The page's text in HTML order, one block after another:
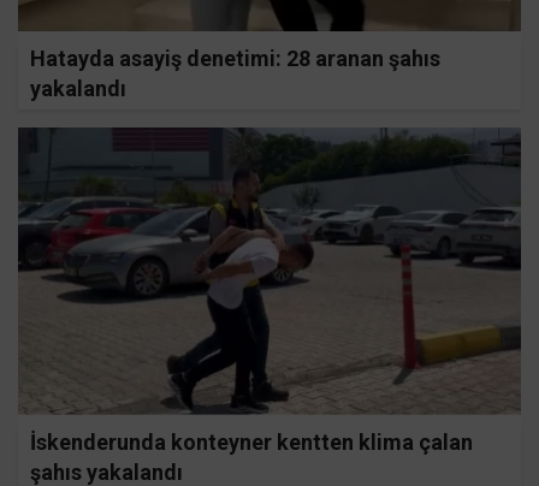
Hatayda asayiş denetimi: 28 aranan şahıs
yakalandı
İskenderunda konteyner kentten klima çalan
şahıs yakalandı